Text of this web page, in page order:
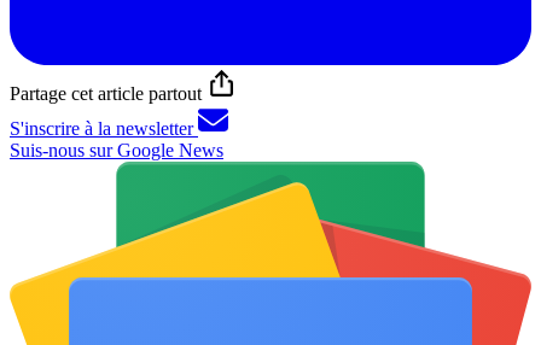
Partage cet article partout
S'inscrire à la newsletter
Suis-nous sur Google News